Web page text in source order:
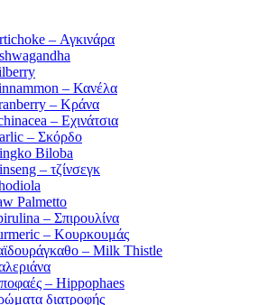
– Αγκινάρα
– Κανέλα
– Κράνα
– Εχινάτσια
– Σκόρδο
Biloba
– τζίνσεγκ
Palmetto
– Σπιρουλίνα
– Κουρκουμάς
– Milk Thistle
– Hippophaes
διατροφής